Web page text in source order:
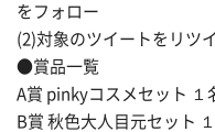
をフォロー
(2)対象のツイートをリツ
●賞品一覧
A賞 pinkyコスメセット １
B賞 秋色大人目元セット